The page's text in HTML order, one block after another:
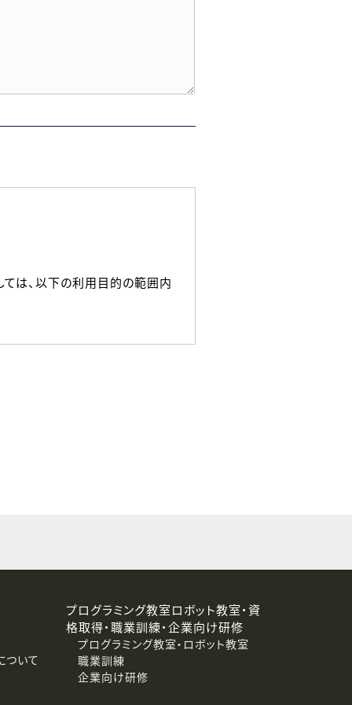
ては、以下の利用目的の範囲内
および第三者への提供停止）
ついて
プログラミング教室ロボット教室・資
格取得・職業訓練・企業向け研修
プログラミング教室・ロボット教室
職業訓練
企業向け研修